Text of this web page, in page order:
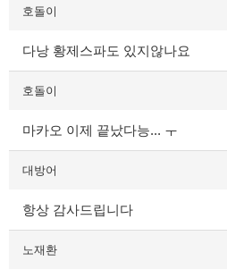
호돌이
다낭 황제스파도 있지않나요
호돌이
마카오 이제 끝났다능... ㅜ
대방어
항상 감사드립니다
노재환